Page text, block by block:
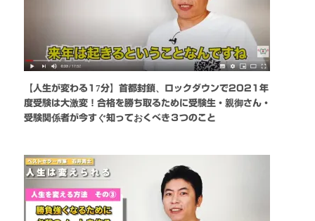
【人生が変わる17分】首都封鎖、ロックダウンで2021年
度受験は大激変！合格を勝ち取るために受験生・親御さん・
受験関係者が今すぐ知っておくべき３つのこと